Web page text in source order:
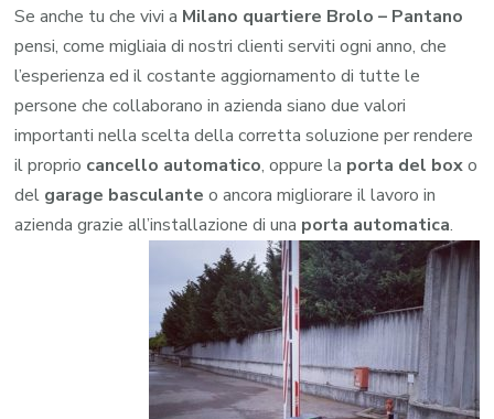
Se anche tu che vivi a Milano quartiere Brolo – Pantano
pensi, come migliaia di nostri clienti serviti ogni anno, che
l’esperienza ed il costante aggiornamento di tutte le
persone che collaborano in azienda siano due valori
importanti nella scelta della corretta soluzione per rendere
il proprio cancello automatico, oppure la porta del boxo
del garage basculante o ancora migliorare il lavoro in
azienda grazie all’installazione di una porta automatica.